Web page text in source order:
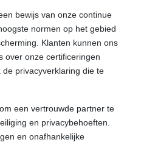
bewijs van onze continue
normen op het gebied
Klanten kunnen ons
over onze certificeringen
privacyverklaring die te
een vertrouwde partner te
en privacybehoeften.
en onafhankelijke